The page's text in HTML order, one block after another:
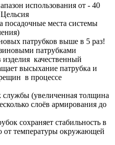
использования от - 40
посадочные места системы
патрубков выше в 5 раз!
патрубками
качественный
высыхание патрубка и
в процессе
(увеличенная толщина
слоёв армирования до
сохраняет стабильность в
от температуры окружающей